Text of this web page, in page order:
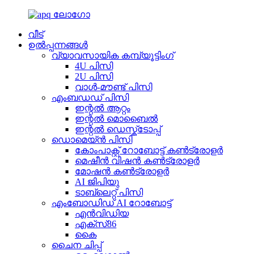
വീട്
ഉൽപ്പന്നങ്ങൾ
വ്യാവസായിക കമ്പ്യൂട്ടിംഗ്
4U പിസി
2U പിസി
വാൾ-മൗണ്ട് പിസി
എംബഡഡ് പിസി
ഇന്റൽ ആറ്റം
ഇന്റൽ മൊബൈൽ
ഇന്റൽ ഡെസ്ക്ടോപ്പ്
ഡൊമെയ്ൻ പിസി
കോം‌പാക്റ്റ് റോബോട്ട് കൺട്രോളർ
മെഷീൻ വിഷൻ കൺട്രോളർ
മോഷൻ കൺട്രോളർ
AI ജിപിയു
ടാബ്‌ലെറ്റ് പിസി
എംബോഡിഡ് AI റോബോട്ട്
എൻവിഡിയ
എക്സ്86
കൈ
ചൈന ചിപ്പ്